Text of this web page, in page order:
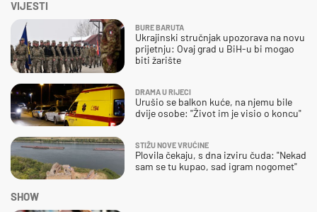
VIJESTI
BURE BARUTA
Ukrajinski stručnjak upozorava na novu
prijetnju: Ovaj grad u BiH-u bi mogao
biti žarište
DRAMA U RIJECI
Urušio se balkon kuće, na njemu bile
dvije osobe: "Život im je visio o koncu"
STIŽU NOVE VRUĆINE
Plovila čekaju, s dna izviru čuda: "Nekad
sam se tu kupao, sad igram nogomet"
SHOW